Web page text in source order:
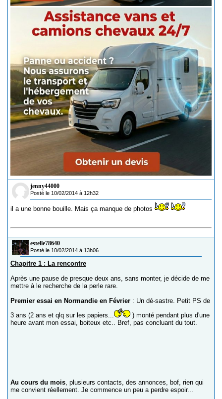
jenny44000
Posté le 10/02/2014 à 12h32
il a une bonne bouille. Mais ça manque de photos
estelle78640
Posté le 10/02/2014 à 13h06
Chapitre 1 : La rencontre
Après une pause de presque deux ans, sans monter, je décide de me
mettre à le recherche de la perle rare.
Premier essai en Normandie en Février : Un dé-sastre. Petit PS de
3 ans (2 ans et qlq sur les papiers...
) monté pendant plus d'une
heure avant mon essai, boiteux etc.. Bref, pas concluant du tout.
Au cours du mois, plusieurs contacts, des annonces, bof, rien qui
me convient réellement. Je commence un peu a perdre espoir...